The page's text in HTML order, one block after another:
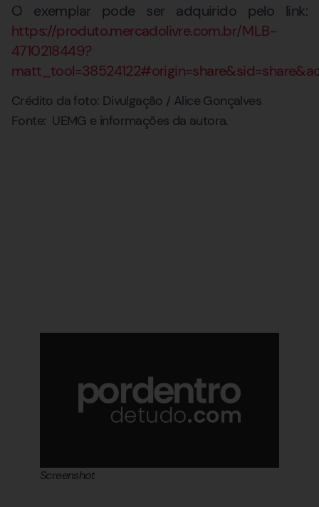
O exemplar pode ser adquirido pelo link:
https://produto.mercadolivre.com.br/MLB-
4710218449?
Crédito da foto: Divulgação / Alice Gonçalves
Fonte: UEMG e informações da autora.
Screenshot